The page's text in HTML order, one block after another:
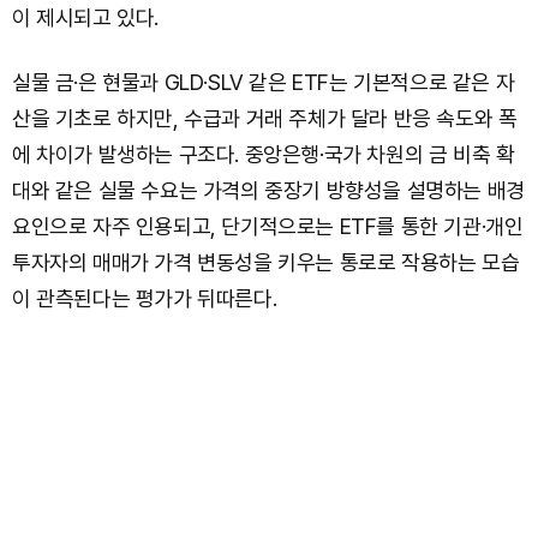
이 제시되고 있다.
실물 금·은 현물과 GLD·SLV 같은 ETF는 기본적으로 같은 자
산을 기초로 하지만, 수급과 거래 주체가 달라 반응 속도와 폭
에 차이가 발생하는 구조다. 중앙은행·국가 차원의 금 비축 확
대와 같은 실물 수요는 가격의 중장기 방향성을 설명하는 배경
요인으로 자주 인용되고, 단기적으로는 ETF를 통한 기관·개인
투자자의 매매가 가격 변동성을 키우는 통로로 작용하는 모습
이 관측된다는 평가가 뒤따른다.